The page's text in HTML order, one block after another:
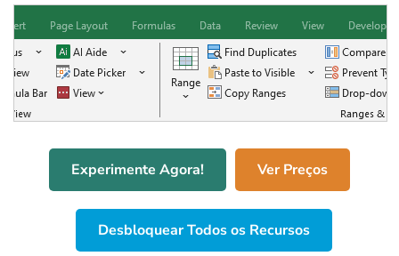
Experimente Agora! Ver Preços
Desbloquear Todos os Recursos